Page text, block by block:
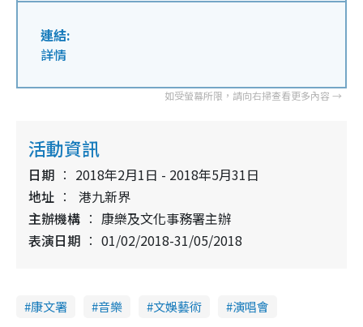
連結:
詳情
活動資訊
日期
2018年2月1日 - 2018年5月31日
地址
港九新界
主辦機構
康樂及文化事務署主辦
表演日期
01/02/2018-31/05/2018
康文署 音樂 文娛藝術 演唱會